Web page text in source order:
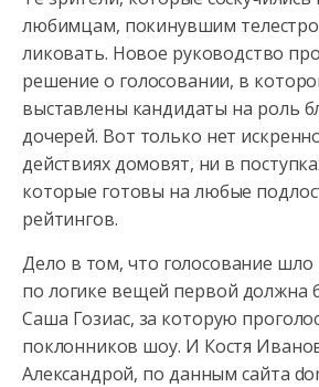
любимцам, покинувшим
ликовать. Новое руководство
решение о голосовании, в
выставлены кандидаты на роль
дочерей. Вот только нет
действиях домовят, ни в
которые готовы на любые
рейтингов.
Дело в том, что голосование
по логике вещей первой должна
Саша Гозиас, за которую
поклонников шоу. И Костя
Александрой, по данным сайта